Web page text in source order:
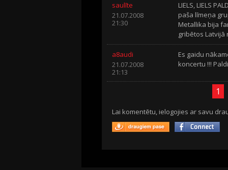
saulīte
21.07.2008
21:30
LIELS, LIELS
paša līmeņa
Metallika bija
gribētos Latvijā
a8audi
21.07.2008
21:13
Es gaidu
koncertu !!!
1
Lai komentētu, ielogojies ar savu